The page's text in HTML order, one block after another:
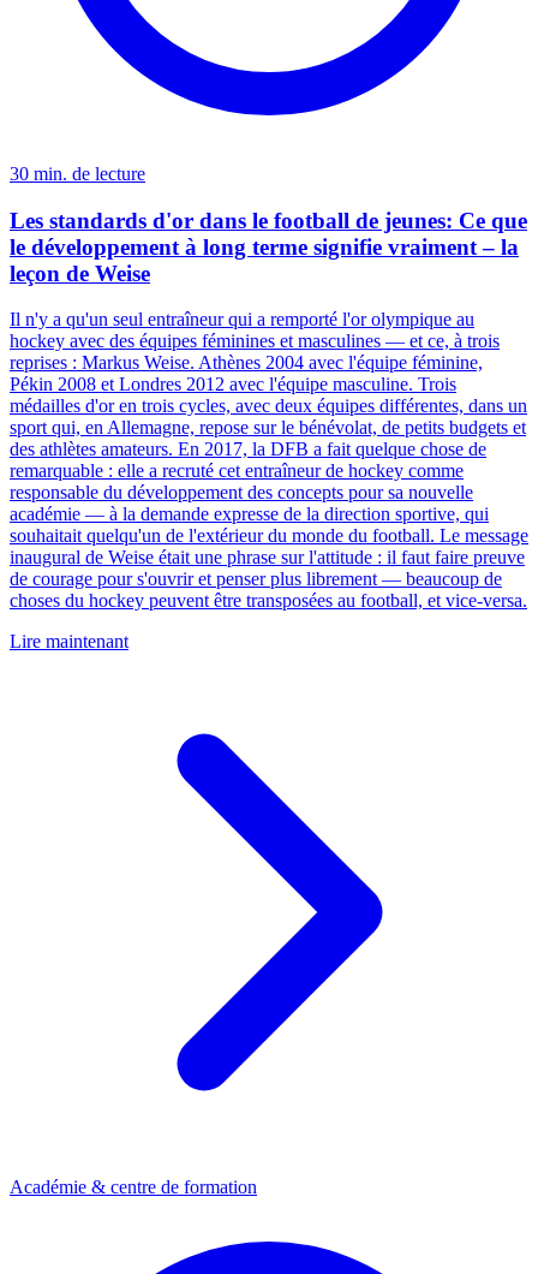
30 min. de lecture
Les standards d'or dans le football de jeunes: Ce que
le développement à long terme signifie vraiment – la
leçon de Weise
Il n'y a qu'un seul entraîneur qui a remporté l'or olympique au
hockey avec des équipes féminines et masculines — et ce, à trois
reprises : Markus Weise. Athènes 2004 avec l'équipe féminine,
Pékin 2008 et Londres 2012 avec l'équipe masculine. Trois
médailles d'or en trois cycles, avec deux équipes différentes, dans un
sport qui, en Allemagne, repose sur le bénévolat, de petits budgets et
des athlètes amateurs. En 2017, la DFB a fait quelque chose de
remarquable : elle a recruté cet entraîneur de hockey comme
responsable du développement des concepts pour sa nouvelle
académie — à la demande expresse de la direction sportive, qui
souhaitait quelqu'un de l'extérieur du monde du football. Le message
inaugural de Weise était une phrase sur l'attitude : il faut faire preuve
de courage pour s'ouvrir et penser plus librement — beaucoup de
choses du hockey peuvent être transposées au football, et vice-versa.
Lire maintenant
Académie & centre de formation